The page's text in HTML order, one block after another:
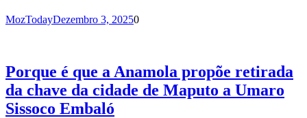
MozTodayDezembro 3, 20250
Porque é que a Anamola propõe retirada
da chave da cidade de Maputo a Umaro
Sissoco Embaló